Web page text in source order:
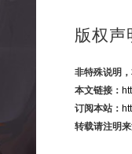
版权声
非特殊说明
本文链接：
订阅本站：
转载请注明来